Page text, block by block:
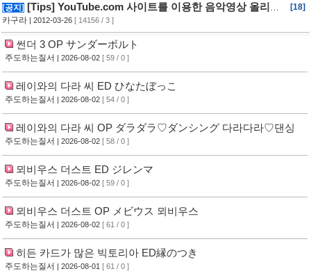
[공지] [Tips] YouTube.com 사이트를 이용한 음악영상 올리는
방법!!
[18]
카구라 | 2012-03-26 [ 14156 / 3 ]
썬더 3 OP サンダーボルト
주도하는질서 | 2026-08-02 [ 59 / 0 ]
레이와의 다라 씨 ED ひなたぼっこ
주도하는질서 | 2026-08-02 [ 54 / 0 ]
레이와의 다라 씨 OP ダラダラ♡ダンシング 다라다라♡댄싱
주도하는질서 | 2026-08-02 [ 58 / 0 ]
뫼비우스 더스트 ED ジレンマ
주도하는질서 | 2026-08-02 [ 59 / 0 ]
뫼비우스 더스트 OP メビウス 뫼비우스
주도하는질서 | 2026-08-02 [ 61 / 0 ]
히든 카드가 많은 빅토리아 ED縁のつき
주도하는질서 | 2026-08-01 [ 61 / 0 ]